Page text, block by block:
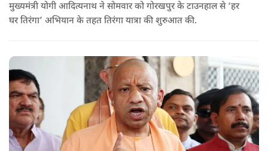
मुख्यमंत्री योगी आदित्यनाथ ने सोमवार को गोरखपुर के टाउनहाल से ‘हर
घर तिरंगा’ अभियान के तहत तिरंगा यात्रा की शुरुआत की.